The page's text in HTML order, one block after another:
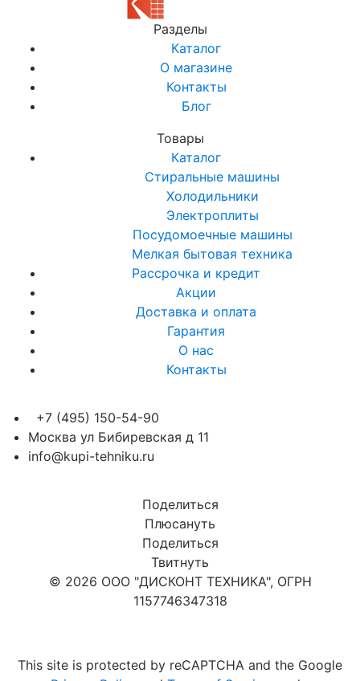
Разделы
Каталог
О магазине
Контакты
Блог
Товары
Каталог
Стиральные машины
Холодильники
Электроплиты
Посудомоечные машины
Мелкая бытовая техника
Рассрочка и кредит
Акции
Доставка и оплата
Гарантия
О нас
Контакты
+7 (495) 150-54-90
Москва ул Бибиревская д 11
info@kupi-tehniku.ru
Поделиться
Плюсануть
Поделиться
Твитнуть
© 2026 ООО "ДИСКОНТ ТЕХНИКА", ОГРН
1157746347318
This site is protected by reCAPTCHA and the Google